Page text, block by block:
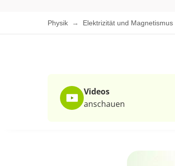
Physik Elektrizität und Magnetismus
Videos
anschauen